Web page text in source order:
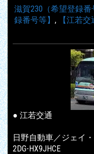
滋賀230（希望登録番
録番号等】 , 【江若交
● 江若交通
日野自動車／ジェイ・
2DG-HX9JHCE